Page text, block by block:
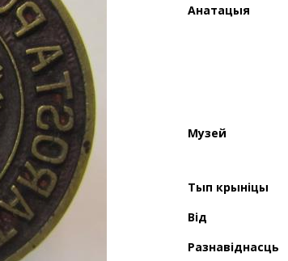
Анатацыя
Музей
Тып крыніцы
Від
Разнавіднасць